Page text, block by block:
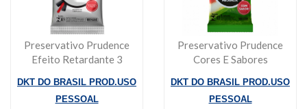
Preservativo Prudence
Efeito Retardante 3
DKT DO BRASIL PROD.USO
PESSOAL
Preservativo Prudence
Cores E Sabores
DKT DO BRASIL PROD.USO
PESSOAL